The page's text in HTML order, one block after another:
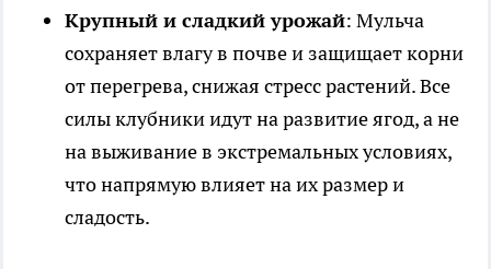
Крупный и сладкий урожай: Мульча
сохраняет влагу в почве и защищает корни
от перегрева, снижая стресс растений. Все
силы клубники идут на развитие ягод, а не
на выживание в экстремальных условиях,
что напрямую влияет на их размер и
сладость.